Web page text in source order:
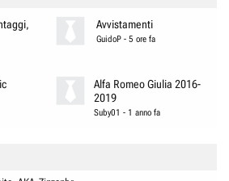
Avvistamenti
GuidoP - 5 ore fa
Alfa Romeo Giulia 2016-
2019
Suby01 - 1 anno fa